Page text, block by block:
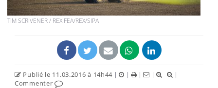
TIM SCRIVENER / REX FEA/REX/SIPA
Publié le 11.03.2016 à 14h44 | | | |
|
Commenter